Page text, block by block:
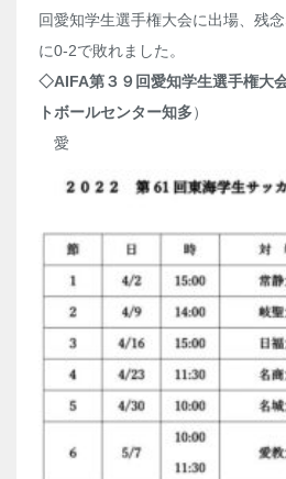
回愛知学生選手権大会に出場、残
に0-2で敗れました。
◇AIFA第３９回愛知学生選手権大
トボールセンター知多）
愛